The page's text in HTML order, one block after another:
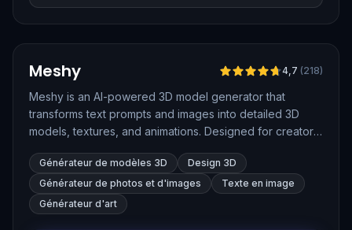
Meshy 4,7 (218)
Meshy is an AI-powered 3D model generator that
transforms text prompts and images into detailed 3D
models, textures, and animations. Designed for creators
streamlines the 3D content creation process with speed
and ease.
Générateur de modèles 3D
Design 3D
Générateur de photos et d'images
Texte en image
Générateur d'art